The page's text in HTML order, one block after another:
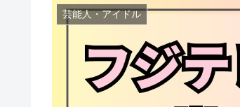
芸能人・アイドル